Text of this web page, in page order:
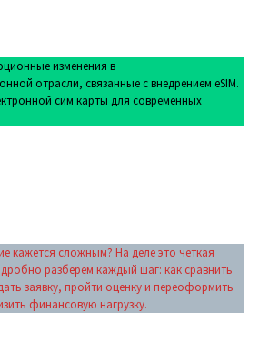
изменения в
отрасли, связанные с внедрением eSIM.
сим карты для современных
кажется сложным? На деле это четкая
разберем каждый шаг: как сравнить
заявку, пройти оценку и переоформить
финансовую нагрузку.